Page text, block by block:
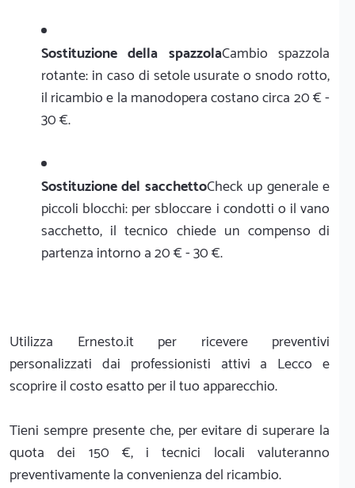
Sostituzione della spazzolaCambio spazzola
rotante: in caso di setole usurate o snodo rotto,
il ricambio e la manodopera costano circa 20 € -
30 €.
Sostituzione del sacchettoCheck up generale e
piccoli blocchi: per sbloccare i condotti o il vano
sacchetto, il tecnico chiede un compenso di
partenza intorno a 20 € - 30 €.
Utilizza Ernesto.it per ricevere preventivi
personalizzati dai professionisti attivi a Lecco e
scoprire il costo esatto per il tuo apparecchio.
Tieni sempre presente che, per evitare di superare la
quota dei 150 €, i tecnici locali valuteranno
preventivamente la convenienza del ricambio.